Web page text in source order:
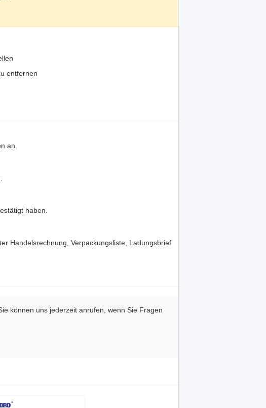
entfernen
an.
haben.
Handelsrechnung, Verpackungsliste, Ladungsbrief
können uns jederzeit anrufen, wenn Sie Fragen